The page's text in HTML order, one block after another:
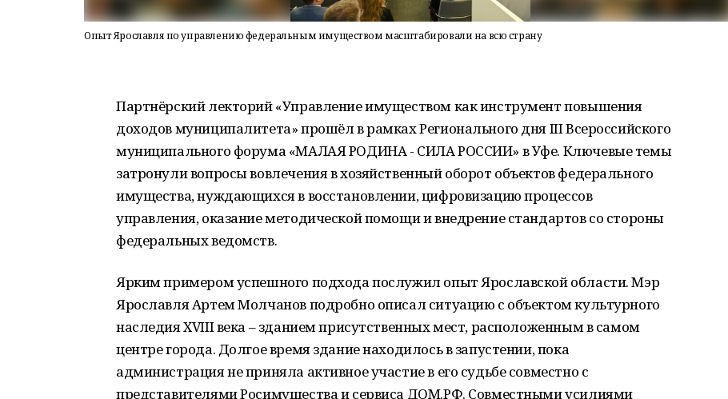
Опыт Ярославля по управлению федеральным имуществом масштабировали на всю страну
Партнёрский лекторий «Управление имуществом как инструмент повышения
доходов муниципалитета» прошёл в рамках Регионального дня III Всероссийского
муниципального форума «МАЛАЯ РОДИНА - СИЛА РОССИИ» в Уфе. Ключевые темы
затронули вопросы вовлечения в хозяйственный оборот объектов федерального
имущества, нуждающихся в восстановлении, цифровизацию процессов
управления, оказание методической помощи и внедрение стандартов со стороны
федеральных ведомств.
Ярким примером успешного подхода послужил опыт Ярославской области. Мэр
Ярославля Артем Молчанов подробно описал ситуацию с объектом культурного
наследия XVIII века – зданием присутственных мест, расположенным в самом
центре города. Долгое время здание находилось в запустении, пока
администрация не приняла активное участие в его судьбе совместно с
представителями Росимущества и сервиса ДОМ.РФ. Совместными усилиями